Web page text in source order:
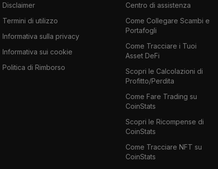
Disclaimer
Termini di utilizzo
Informativa sulla privacy
Informativa sui cookie
Politica di Rimborso
Centro di assistenza
Come Collegare Scambi e
Portafogli
Come Tracciare i Tuoi
Asset DeFi
Scopri le Calcolazioni di
Profitto/Perdita
Come Fare Trading su
CoinStats
Scopri le Ricompense di
CoinStats
Come Tracciare NFT su
CoinStats